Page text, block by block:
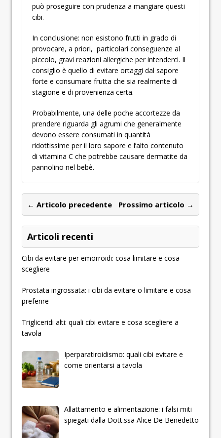
può proseguire con prudenza a mangiare questi
cibi.
In conclusione: non esistono frutti in grado di
provocare, a priori, particolari conseguenze al
piccolo, gravi reazioni allergiche per intenderci. Il
consiglio è quello di evitare ortaggi dal sapore
forte e consumare frutta che sia realmente di
stagione e di provenienza certa.
Probabilmente, una delle poche accortezze da
prendere riguarda gli agrumi che generalmente
devono essere consumati in quantità
ridottissime per il loro sapore e l’alto contenuto
di vitamina C che potrebbe causare dermatite da
pannolino nel bebè.
← Articolo precedente Prossimo articolo →
Articoli recenti
Cibi da evitare per emorroidi: cosa limitare e cosa
scegliere
Prostata ingrossata: i cibi da evitare o limitare e cosa
preferire
Trigliceridi alti: quali cibi evitare e cosa scegliere a
tavola
Iperparatiroidismo: quali cibi evitare e
come orientarsi a tavola
Allattamento e alimentazione: i falsi miti
spiegati dalla Dott.ssa Alice De Benedetto